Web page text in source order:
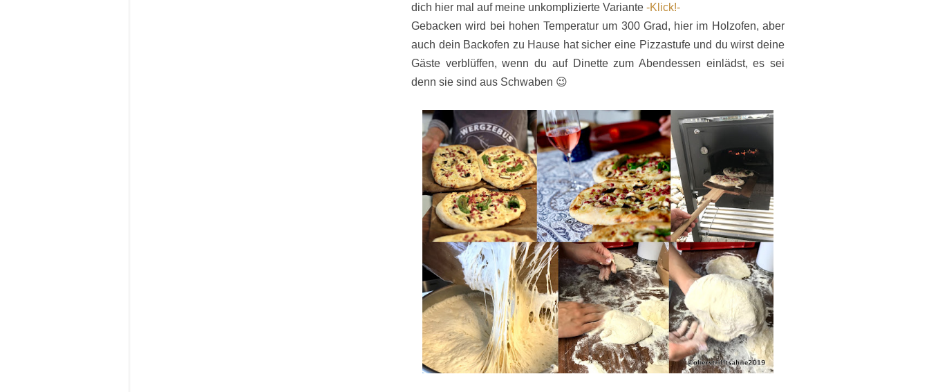
dich hier mal auf meine unkomplizierte Variante -Klick!-
Gebacken wird bei hohen Temperatur um 300 Grad, hier im Holzofen, aber
auch dein Backofen zu Hause hat sicher eine Pizzastufe und du wirst deine
Gäste verblüffen, wenn du auf Dinette zum Abendessen einlädst, es sei
denn sie sind aus Schwaben 😉